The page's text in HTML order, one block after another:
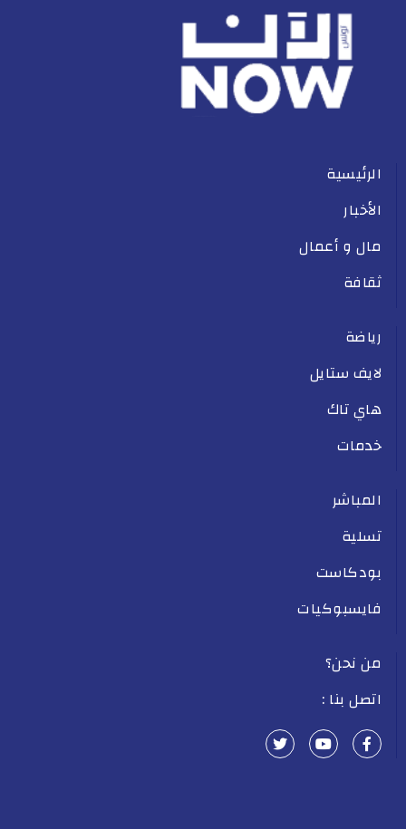
الرئيسية
الأخبار
مال و أعمال
ثقافة
رياضة
لايف ستايل
هاي تاك
خدمات
المباشر
تسلية
بودكاست
فايسبوكيات
من نحن؟
اتصل بنا :